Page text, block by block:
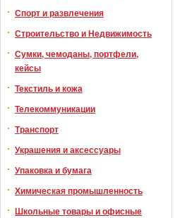
Спорт и развлечения
Строительство и Недвижимость
Сумки, чемоданы, портфели,
кейсы
Текстиль и кожа
Телекоммуникации
Транспорт
Украшения и аксессуары
Упаковка и бумага
Химическая промышленность
Школьные товары и офисные